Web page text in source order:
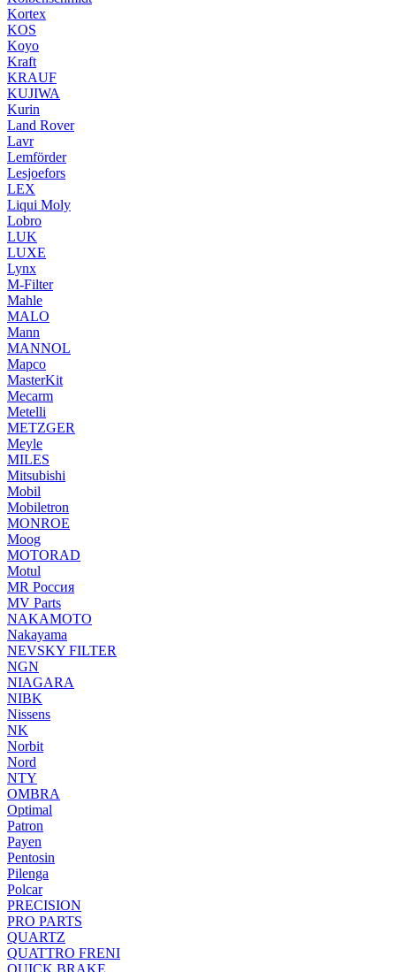
Kortex
KOS
Koyo
Kraft
KRAUF
KUJIWA
Kurin
Land Rover
Lavr
Lemförder
Lesjoefors
LEX
Liqui Moly
Lobro
LUK
LUXE
Lynx
M-Filter
Mahle
MALO
Mann
MANNOL
Mapco
MasterKit
Mecarm
Metelli
METZGER
Meyle
MILES
Mitsubishi
Mobil
Mobiletron
MONROE
Moog
MOTORAD
Motul
MR Россия
MV Parts
NAKAMOTO
Nakayama
NEVSKY FILTER
NGN
NIAGARA
NIBK
Nissens
NK
Norbit
Nord
NTY
OMBRA
Optimal
Patron
Payen
Pentosin
Pilenga
Polcar
PRECISION
PRO PARTS
QUARTZ
QUATTRO FRENI
QUICK BRAKE